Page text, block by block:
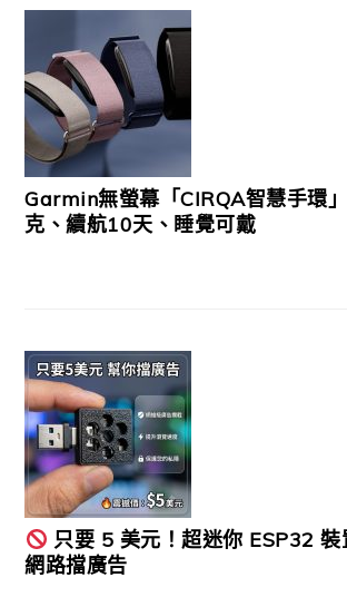
Garmin無螢幕「CIRQA智慧手環
克、續航10天、睡覺可戴
只要 5 美元！超迷你 ESP32
網路擋廣告